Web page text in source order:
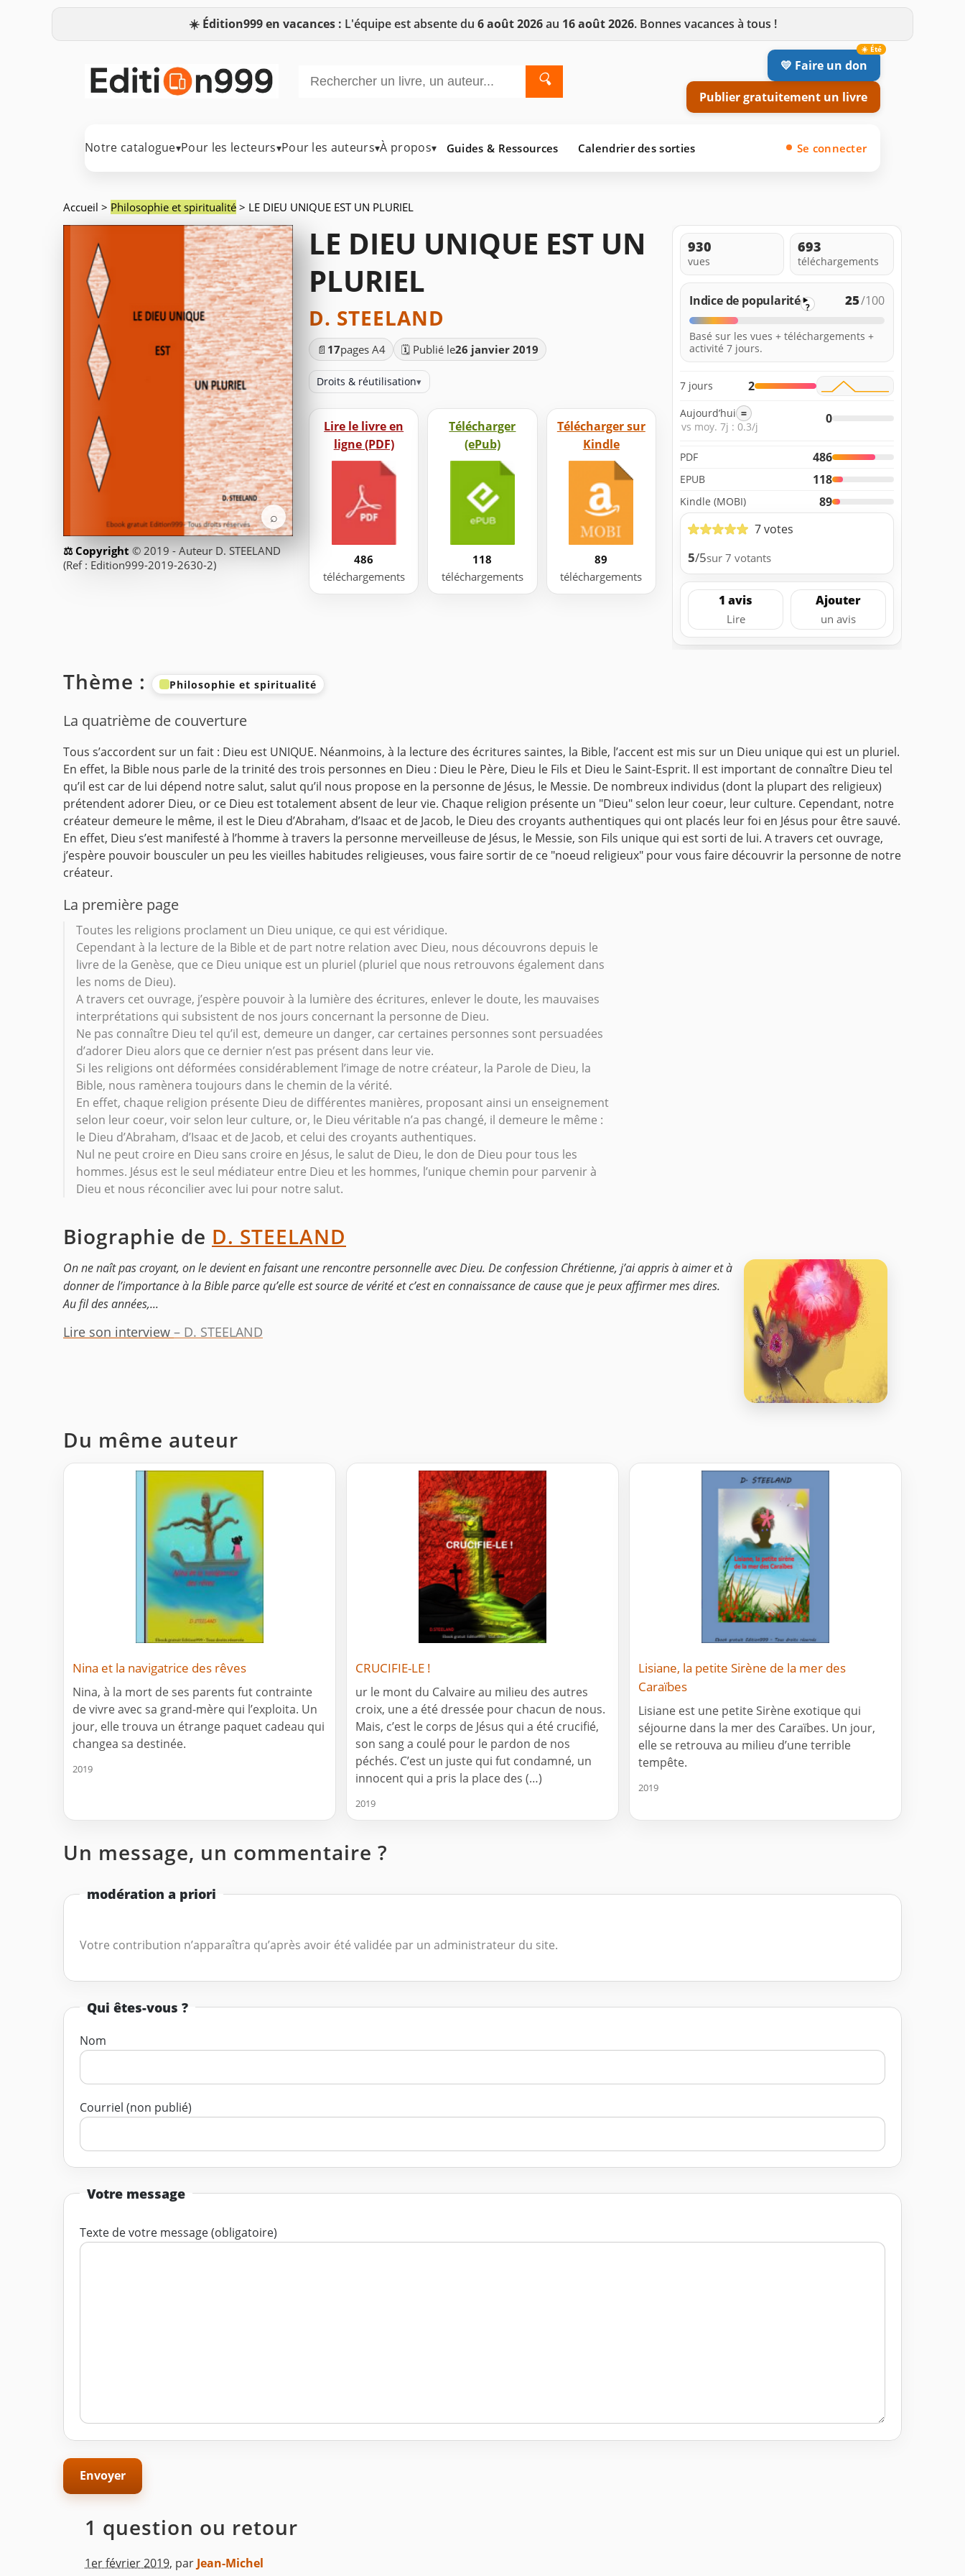
☀️ Édition999 en vacances : L'équipe est absente du 6 août 2026au 16 août 2026. Bonnes vacances à tous !
🔍
💛 Faire un don
Publier gratuitement un livre
Notre catalogue▾Pour les lecteurs▾Pour les auteurs▾À propos▾ Guides & Ressources Calendrier des sorties Se connecter
Accueil > Philosophie et spiritualité > LE DIEU UNIQUE EST UN PLURIEL
⌕
© 2019 - Auteur D. STEELAND
(Ref : Edition999-2019-2630-2)
LE DIEU UNIQUE EST UN
PLURIEL
D. STEELAND
📄 17pages A4 🗓️ Publié le26 janvier 2019
Droits & réutilisation▾
Lire le livre en
ligne (PDF)
486
téléchargements
Télécharger
(ePub)
118
téléchargements
Télécharger sur
Kindle
89
téléchargements
930
vues
693
téléchargements
Indice de popularité ? 25/100
Basé sur les vues + téléchargements +
activité 7 jours.
7 jours 2
Aujourd’hui =
vs moy. 7j : 0.3/j
0
PDF 486
EPUB 118
Kindle (MOBI)
89
7 votes
5/5sur 7 votants
1 avis
Lire
Ajouter
un avis
Thème : Philosophie et spiritualité
La quatrième de couverture
Tous s’accordent sur un fait : Dieu est UNIQUE. Néanmoins, à la lecture des écritures saintes, la Bible, l’accent est mis sur un Dieu unique qui est un pluriel.
En effet, la Bible nous parle de la trinité des trois personnes en Dieu : Dieu le Père, Dieu le Fils et Dieu le Saint-Esprit. Il est important de connaître Dieu tel
qu’il est car de lui dépend notre salut, salut qu’il nous propose en la personne de Jésus, le Messie. De nombreux individus (dont la plupart des religieux)
prétendent adorer Dieu, or ce Dieu est totalement absent de leur vie. Chaque religion présente un "Dieu" selon leur coeur, leur culture. Cependant, notre
créateur demeure le même, il est le Dieu d’Abraham, d’Isaac et de Jacob, le Dieu des croyants authentiques qui ont placés leur foi en Jésus pour être sauvé.
En effet, Dieu s’est manifesté à l’homme à travers la personne merveilleuse de Jésus, le Messie, son Fils unique qui est sorti de lui. A travers cet ouvrage,
j’espère pouvoir bousculer un peu les vieilles habitudes religieuses, vous faire sortir de ce "noeud religieux" pour vous faire découvrir la personne de notre
créateur.
La première page
Toutes les religions proclament un Dieu unique, ce qui est véridique.
Cependant à la lecture de la Bible et de part notre relation avec Dieu, nous découvrons depuis le
livre de la Genèse, que ce Dieu unique est un pluriel (pluriel que nous retrouvons également dans
les noms de Dieu).
A travers cet ouvrage, j’espère pouvoir à la lumière des écritures, enlever le doute, les mauvaises
interprétations qui subsistent de nos jours concernant la personne de Dieu.
Ne pas connaître Dieu tel qu’il est, demeure un danger, car certaines personnes sont persuadées
d’adorer Dieu alors que ce dernier n’est pas présent dans leur vie.
Si les religions ont déformées considérablement l’image de notre créateur, la Parole de Dieu, la
Bible, nous ramènera toujours dans le chemin de la vérité.
En effet, chaque religion présente Dieu de différentes manières, proposant ainsi un enseignement
selon leur coeur, voir selon leur culture, or, le Dieu véritable n’a pas changé, il demeure le même :
le Dieu d’Abraham, d’Isaac et de Jacob, et celui des croyants authentiques.
Nul ne peut croire en Dieu sans croire en Jésus, le salut de Dieu, le don de Dieu pour tous les
hommes. Jésus est le seul médiateur entre Dieu et les hommes, l’unique chemin pour parvenir à
Dieu et nous réconcilier avec lui pour notre salut.
Biographie de D. STEELAND
On ne naît pas croyant, on le devient en faisant une rencontre personnelle avec Dieu. De confession Chrétienne, j’ai appris à aimer et à
donner de l’importance à la Bible parce qu’elle est source de vérité et c’est en connaissance de cause que je peux affirmer mes dires.
Au fil des années,...
Lire son interview – D. STEELAND
Du même auteur
Nina et la navigatrice des rêves
Nina, à la mort de ses parents fut contrainte
de vivre avec sa grand-mère qui l’exploita. Un
jour, elle trouva un étrange paquet cadeau qui
changea sa destinée.
2019
CRUCIFIE-LE !
ur le mont du Calvaire au milieu des autres
croix, une a été dressée pour chacun de nous.
Mais, c’est le corps de Jésus qui a été crucifié,
son sang a coulé pour le pardon de nos
péchés. C’est un juste qui fut condamné, un
innocent qui a pris la place des (…)
2019
Lisiane, la petite Sirène de la mer des
Caraïbes
Lisiane est une petite Sirène exotique qui
séjourne dans la mer des Caraïbes. Un jour,
elle se retrouva au milieu d’une terrible
tempête.
2019
Un message, un commentaire ?
modération a priori
Votre contribution n’apparaîtra qu’après avoir été validée par un administrateur du site.
Qui êtes-vous ?
Nom
Courriel (non publié)
Votre message
Texte de votre message (obligatoire)
1 question ou retour
1er février 2019, par Jean-Michel